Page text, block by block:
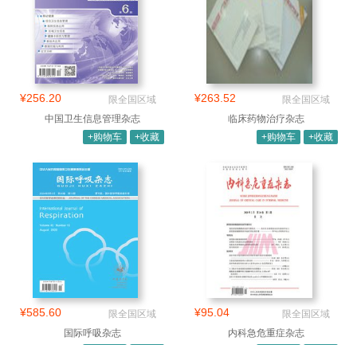
¥256.20
限全国区域
中国卫生信息管理杂志
+购物车
+收藏
¥263.52
限全国区域
临床药物治疗杂志
+购物车
+收藏
¥585.60
限全国区域
国际呼吸杂志
¥95.04
限全国区域
内科急危重症杂志